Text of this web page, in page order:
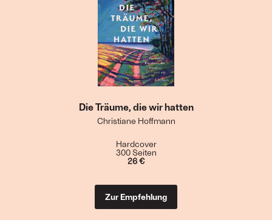
Die Träume, die wir hatten
Christiane Hoffmann
Hardcover
300 Seiten
26 €
Zur Empfehlung